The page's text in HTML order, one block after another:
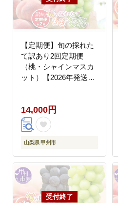
【定期便】旬の採れた
て訳あり2回定期便
（桃・シャインマスカ
ット）【2026年発送】
14,000円
山梨県 甲州市